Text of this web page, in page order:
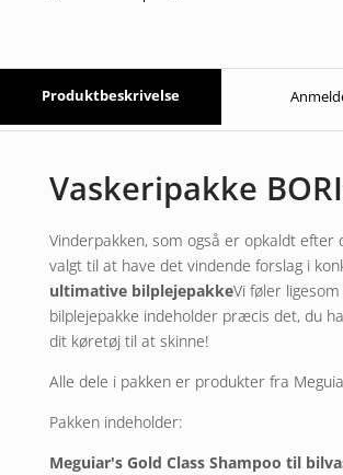
Produktbeskrivelse
Vaskeripakke
Vinderpakken, som også er opkaldt efter
valgt til at have det vindende forslag i
ultimative bilplejepakkeVi føler
bilplejepakke indeholder præcis det, du
dit køretøj til at skinne!
Alle dele i pakken er produkter fra
Pakken indeholder:
Meguiar's Gold Class Shampoo til